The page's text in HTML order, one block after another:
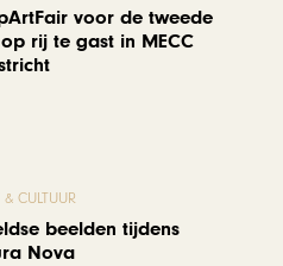
voor de tweede
rij te gast in MECC
& CULTUUR
beelden tijdens
Nova